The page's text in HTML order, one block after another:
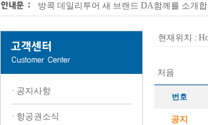
방콕 데일리투어 새 브랜드 DA함께를 소개
· 공지사항
· 항공권소식
현재위치 :
처음
번호
공지